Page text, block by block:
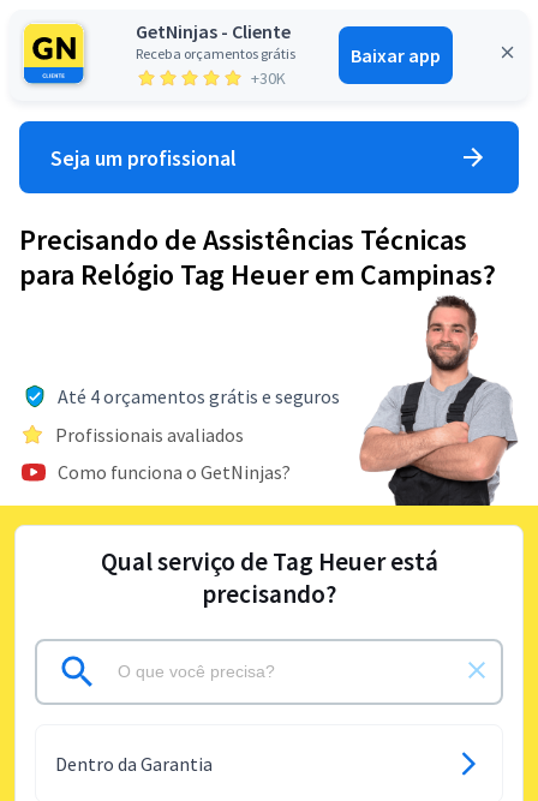
GetNinjas - Cliente
Receba orçamentos grátis
+30K
Baixar app
Entrar
Seja um profissional
Precisando de Assistências Técnicas
para Relógio Tag Heuer em Campinas?
Até 4 orçamentos grátis e seguros
Profissionais avaliados
Como funciona o GetNinjas?
Qual serviço de Tag Heuer está
precisando?
Dentro da Garantia